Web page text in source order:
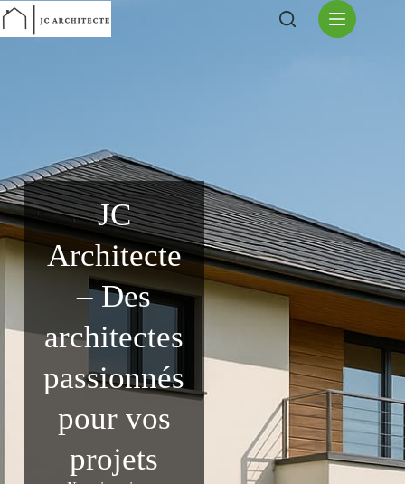
Passer
contenu
JC
Architecte
– Des
architectes
passionnés
pour vos
projets